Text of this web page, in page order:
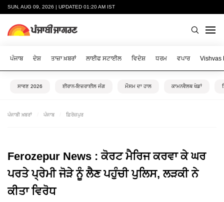
SUN, AUG 09, 2026 | UPDATED 01:20 AM IST
ਪੰਜਾਬ ਦੇਸ਼ ਤਾਜ਼ਾ ਖ਼ਬਰਾਂ ਲਾਈਫ ਸਟਾਈਲ ਵਿਦੇਸ਼ ਧਰਮ ਵਪਾਰ Vishvas
ਸਾਵਣ 2026 ਈਰਾਨ-ਇਜ਼ਰਾਈਲ ਜੰਗ ਮੌਸਮ ਦਾ ਹਾਲ ਕਾਮਨਵੈਲਥ ਖੇਡਾਂ
ਪੰਜਾਬੀ ਖ਼ਬਰਾਂ ਪੰਜਾਬ ਫ਼ਿਰੋਜ਼ਪੁਰ
Ferozepur News : ਕੋਰਟ ਮੈਰਿਜ ਕਰਵਾ ਕੇ ਘਰ
ਪਰਤੇ ਪ੍ਰੇਮੀ ਜੋੜੇ ਨੂੰ ਲੈਣ ਪਹੁੰਚੀ ਪੁਲਿਸ, ਲੜਕੀ ਨੇ
ਕੀਤਾ ਵਿਰੋਧ